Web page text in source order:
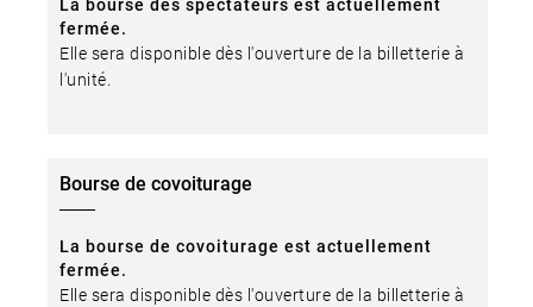
La bourse des spectateurs est actuellement
fermée.
Elle sera disponible dès l'ouverture de la billetterie à
l'unité.
Bourse de covoiturage
La bourse de covoiturage est actuellement
fermée.
Elle sera disponible dès l'ouverture de la billetterie à